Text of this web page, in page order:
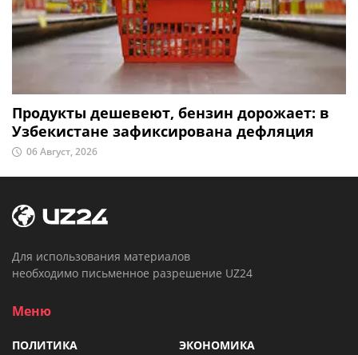
Продукты дешевеют, бензин дорожает: в
Узбекистане зафиксирована дефляция
06 Август, 2026
Для использования материалов
необходимо письменное разрешение UZ24
Меню
ПОЛИТИКА
ЭКОНОМИКА